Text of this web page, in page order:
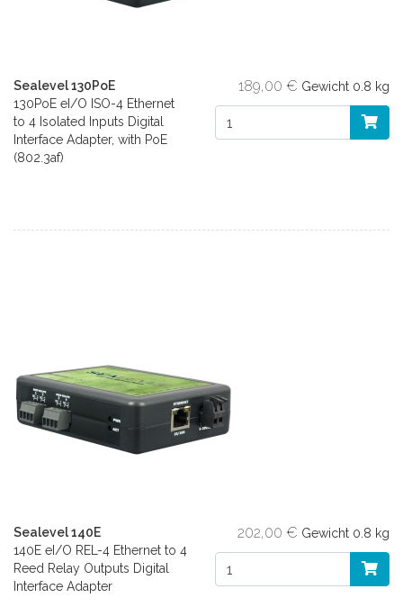
Sealevel 130PoE
130PoE eI/O ISO-4 Ethernet
to 4 Isolated Inputs Digital
Interface Adapter, with PoE
(802.3af)
189,00 € Gewicht 0.8 kg
Sealevel 140E
140E eI/O REL-4 Ethernet to 4
Reed Relay Outputs Digital
Interface Adapter
202,00 € Gewicht 0.8 kg